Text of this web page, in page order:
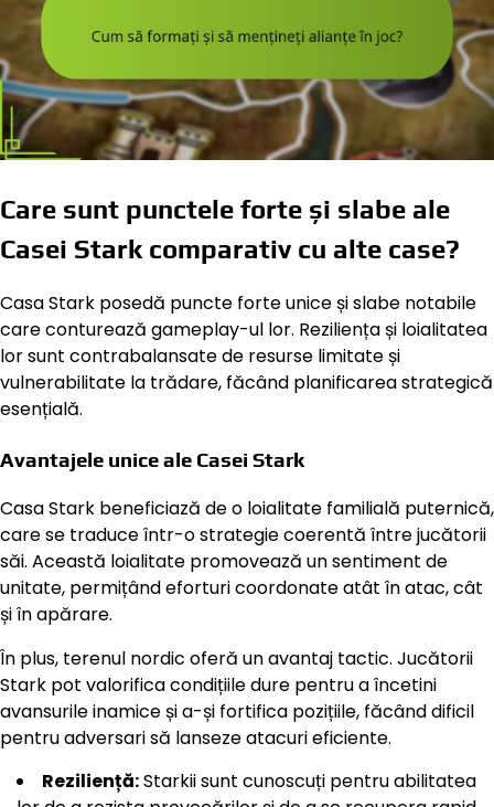
Care sunt punctele forte și slabe ale
Casei Stark comparativ cu alte case?
Casa Stark posedă puncte forte unice și slabe notabile
care conturează gameplay-ul lor. Reziliența și loialitatea
lor sunt contrabalansate de resurse limitate și
vulnerabilitate la trădare, făcând planificarea strategică
esențială.
Avantajele unice ale Casei Stark
Casa Stark beneficiază de o loialitate familială puternică,
care se traduce într-o strategie coerentă între jucătorii
săi. Această loialitate promovează un sentiment de
unitate, permițând eforturi coordonate atât în atac, cât
și în apărare.
În plus, terenul nordic oferă un avantaj tactic. Jucătorii
Stark pot valorifica condițiile dure pentru a încetini
avansurile inamice și a-și fortifica pozițiile, făcând dificil
pentru adversari să lanseze atacuri eficiente.
Reziliență:Starkii sunt cunoscuți pentru abilitatea